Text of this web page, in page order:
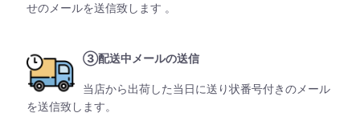
せのメールを送信致します 。
③配送中メールの送信
当店から出荷した当日に送り状番号付きのメール
を送信致します。